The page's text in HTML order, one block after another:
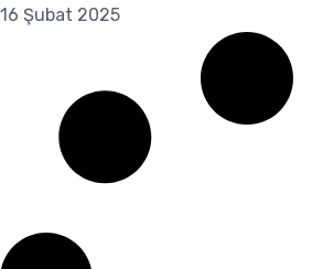
16 Şubat 2025